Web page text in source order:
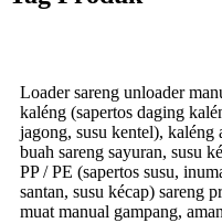
Loader sareng unloader
kaléng (sapertos daging
jagong, susu kentel), kaléng
buah sareng sayuran, susu
PP / PE (sapertos susu,
santan, susu kécap) sareng
muat manual gampang,